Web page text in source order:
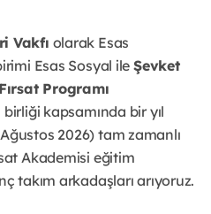
Vakfı olarak Esas
Esas Sosyal ileŞevket
Programı
birliği kapsamında bir yıl
2026) tam zamanlı
Akademisi eğitim
takım arkadaşları arıyoruz.